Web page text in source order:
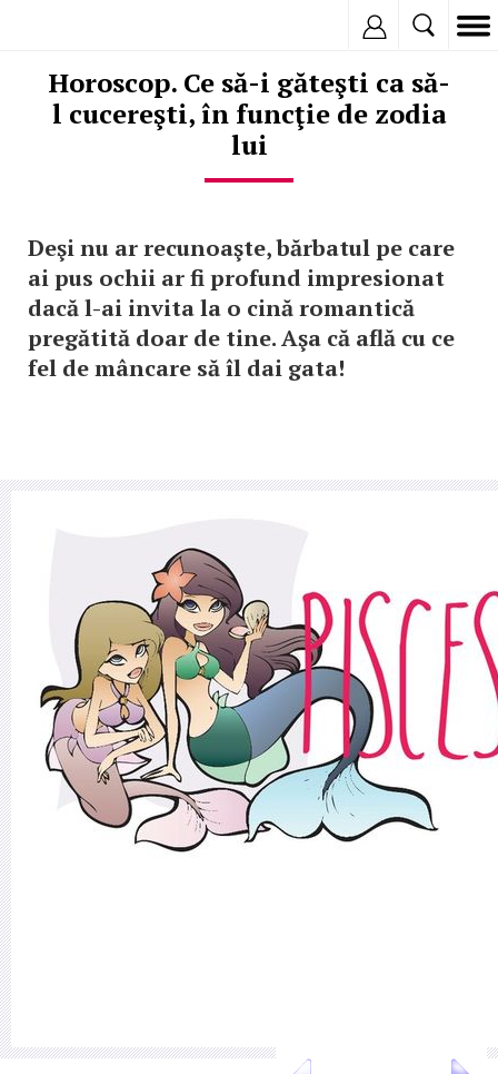
Horoscop. Ce să-i găteşti ca să-
l cucereşti, în funcţie de zodia
lui
Deşi nu ar recunoaşte, bărbatul pe care
ai pus ochii ar fi profund impresionat
dacă l-ai invita la o cină romantică
pregătită doar de tine. Aşa că află cu ce
fel de mâncare să îl dai gata!